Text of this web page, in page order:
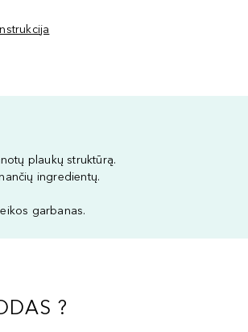
plaukų struktūrą.
ingredientų.
garbanas.
?